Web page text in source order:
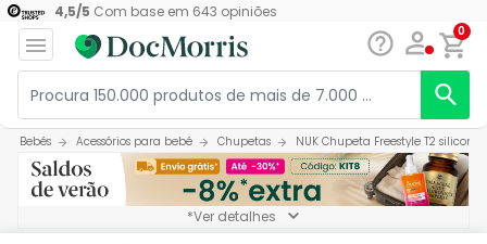
4,5/5 Com base em 643 opiniões
0
Bebés Acessórios para bebé Chupetas NUK Chupeta Freestyle T2 silicone
*Ver detalhes